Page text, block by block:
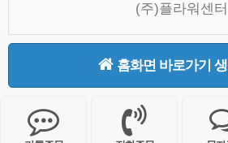
(주)플라워센터
홈화면 바로가기 생